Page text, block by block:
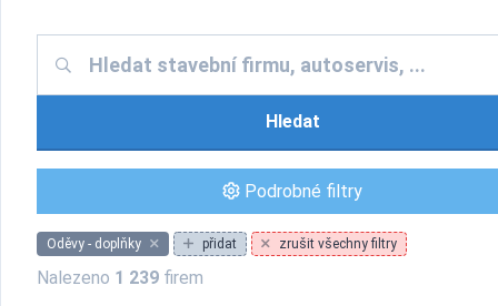
Hledat
Podrobné filtry
Oděvy - doplňky přidat zrušit všechny filtry
Nalezeno 1 239 firem